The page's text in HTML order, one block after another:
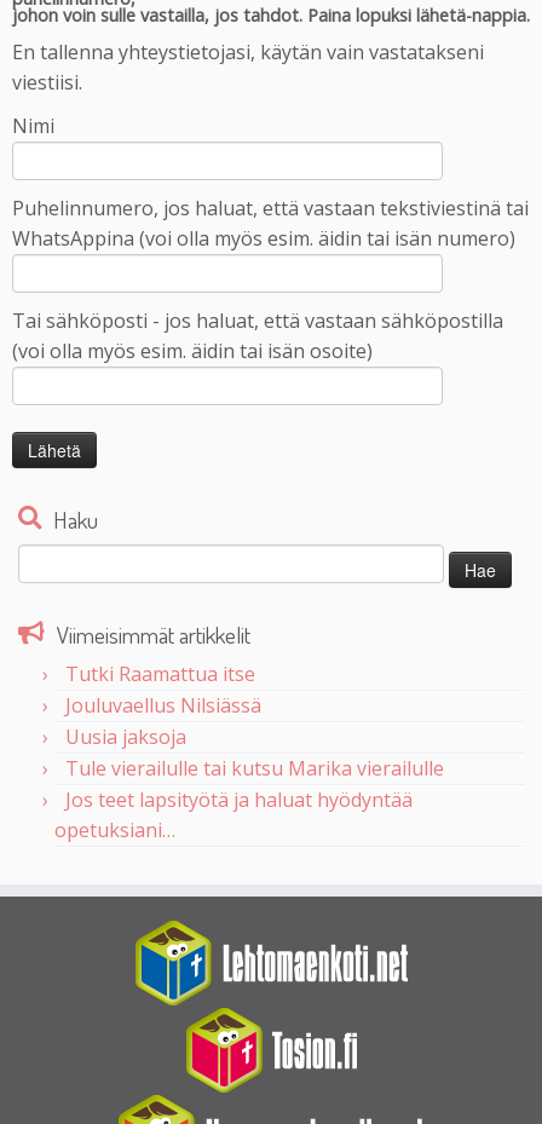
johon voin sulle vastailla, jos tahdot. Paina lopuksi lähetä-nappia.
En tallenna yhteystietojasi, käytän vain vastatakseni
viestiisi.
Nimi
Puhelinnumero, jos haluat, että vastaan tekstiviestinä tai
WhatsAppina (voi olla myös esim. äidin tai isän numero)
Tai sähköposti - jos haluat, että vastaan sähköpostilla
(voi olla myös esim. äidin tai isän osoite)
Haku
Haku:
Viimeisimmät artikkelit
Tutki Raamattua itse
Jouluvaellus Nilsiässä
Uusia jaksoja
Tule vierailulle tai kutsu Marika vierailulle
Jos teet lapsityötä ja haluat hyödyntää
opetuksiani…